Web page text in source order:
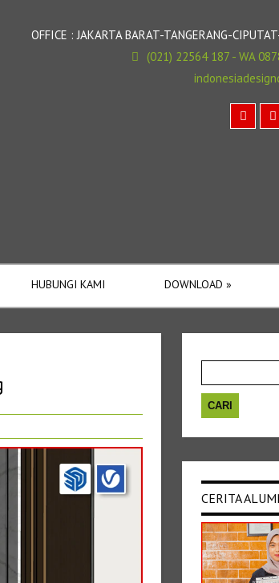
OFFICE : JAKARTA BARAT-TANGERANG-
(021) 22564 187 - WA
HUBUNGI KAMI DOWNLOAD »
untuk:
CERITA